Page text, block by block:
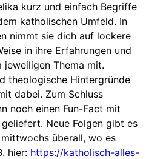
kurz und einfach Begriffe
katholischen Umfeld. In
nimmt sie dich auf lockere
in ihre Erfahrungen und
jeweiligen Thema mit.
theologische Hintergründe
dabei. Zum Schluss
noch einen Fun-Fact mit
Neue Folgen gibt es
überall, wo es
hier: https://katholisch-alles-